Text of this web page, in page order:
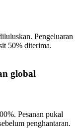
Pengeluaran
50% diterima.
global
Pesanan pukal
penghantaran.